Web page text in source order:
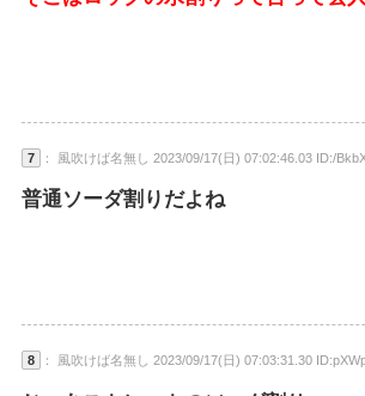
7 ： 風吹けば名無し 2023/09/17(日) 07:02:46.03 ID:/
普通ソーダ割りだよね
8 ： 風吹けば名無し 2023/09/17(日) 07:03:31.30